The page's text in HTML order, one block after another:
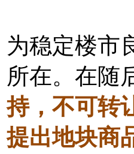
为稳定楼市
所在。在随
持，不可转
提出地块商